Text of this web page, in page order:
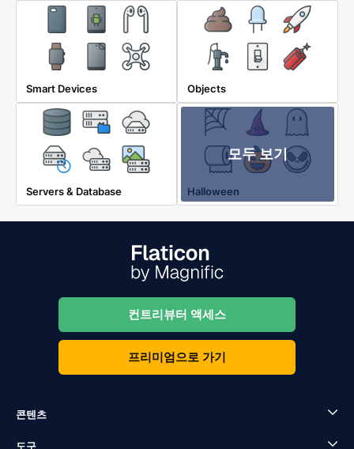
Smart Devices Objects
Servers & Database
모두 보기
Halloween
컨트리뷰터 액세스
프리미엄으로 가기
콘텐츠
도구